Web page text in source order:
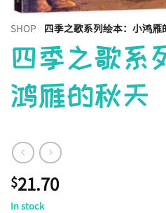
SHOP 四季之歌系列绘本：小鸿雁
四季之歌系
鸿雁的秋天
$21.70
In stock